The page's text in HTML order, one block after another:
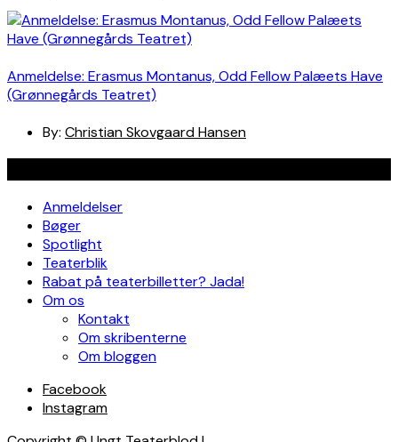
Anmeldelse: Erasmus Montanus, Odd Fellow Palæets Have
(Grønnegårds Teatret)
By: Christian Skovgaard Hansen
Anmeldelser
Bøger
Spotlight
Teaterblik
Rabat på teaterbilletter? Jada!
Om os
Kontakt
Om skribenterne
Om bloggen
Facebook
Instagram